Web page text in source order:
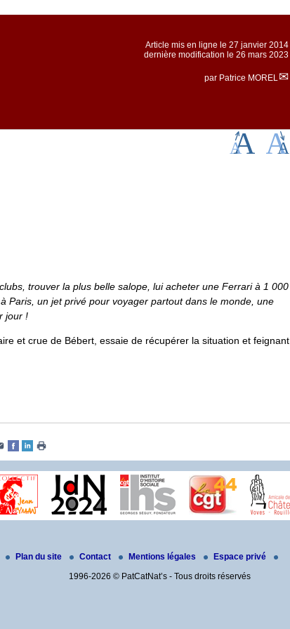
Article mis en ligne le 27 janvier 2014
dernière modification le 26 mars 2023
par Patrice MOREL
trouver la plus belle salope, lui acheter une Ferrari à 1 000
Paris, un jet privé pour voyager partout dans le monde, une
jour !
et crue de Bébert, essaie de récupérer la situation et feignant
Plan du site Contact Mentions légales
Espace privé
1996-2026 © PatCatNat’s - Tous droits réservés